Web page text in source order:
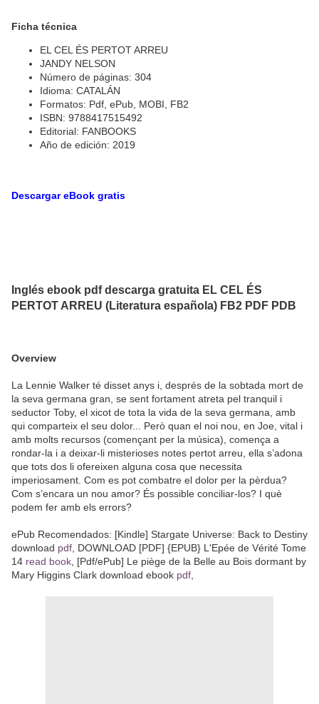
Ficha técnica
EL CEL ÉS PERTOT ARREU
JANDY NELSON
Número de páginas: 304
Idioma: CATALÁN
Formatos: Pdf, ePub, MOBI, FB2
ISBN: 9788417515492
Editorial: FANBOOKS
Año de edición: 2019
Descargar eBook gratis
Inglés ebook pdf descarga gratuita EL CEL ÉS
PERTOT ARREU (Literatura española) FB2 PDF PDB
Overview
La Lennie Walker té disset anys i, després de la sobtada mort de
la seva germana gran, se sent fortament atreta pel tranquil i
seductor Toby, el xicot de tota la vida de la seva germana, amb
qui comparteix el seu dolor... Però quan el noi nou, en Joe, vital i
amb molts recursos (començant per la música), comença a
rondar-la i a deixar-li misterioses notes pertot arreu, ella s’adona
que tots dos li ofereixen alguna cosa que necessita
imperiosament. Com es pot combatre el dolor per la pèrdua?
Com s’encara un nou amor? És possible conciliar-los? I què
podem fer amb els errors?
ePub Recomendados: [Kindle] Stargate Universe: Back to Destiny
download pdf , DOWNLOAD [PDF] {EPUB} L'Epée de Vérité Tome
14 read book , [Pdf/ePub] Le piège de la Belle au Bois dormant by
Mary Higgins Clark download ebook pdf